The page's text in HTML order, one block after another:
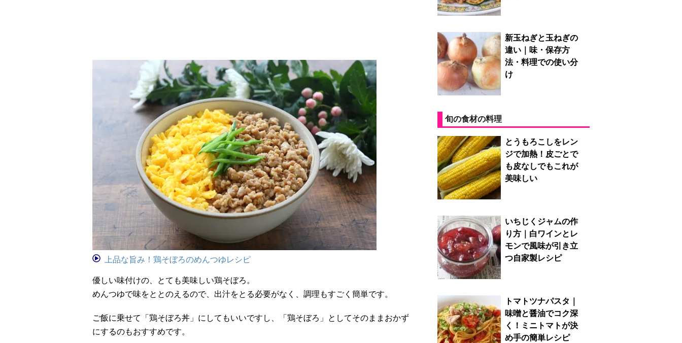
上品な旨み！鶏そぼろのめんつゆレシピ
優しい味付けの、とても美味しい鶏そぼろ。
めんつゆで味をととのえるので、出汁をとる必要がなく、調理もすごく簡単です。
ご飯に乗せて「鶏そぼろ丼」にしてもいいですし、「鶏そぼろ」としてそのままおかず
にするのもおすすめです。
新玉ねぎと玉ねぎの
違い｜味・保存方
法・料理での使い分
け
旬の食材の料理
とうもろこしをレン
ジで加熱！皮ごとで
も皮なしでもこれが
美味しい
いちじくジャムの作
り方｜白ワインとレ
モンで風味が引き立
つ自家製レシピ
トマトツナパスタ｜
味噌と醤油でコク深
く！ミニトマトが決
め手の簡単レシピ